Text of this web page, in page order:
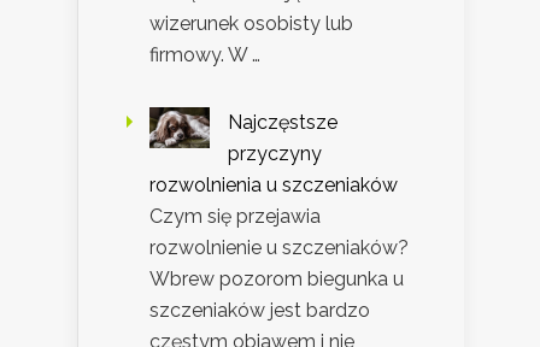
wizerunek osobisty lub
firmowy. W …
Najczęstsze
przyczyny
rozwolnienia u szczeniaków
Czym się przejawia
rozwolnienie u szczeniaków?
Wbrew pozorom biegunka u
szczeniaków jest bardzo
częstym objawem i nie